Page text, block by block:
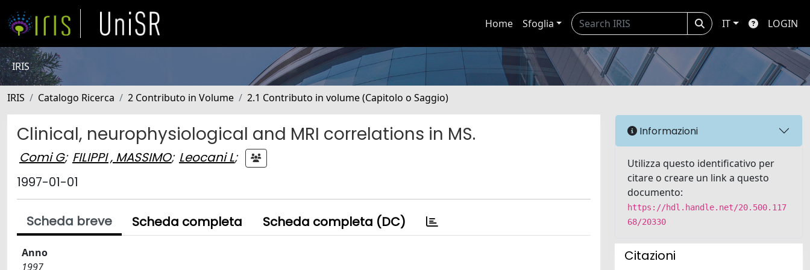
Home Sfoglia IT LOGIN
IRIS
IRIS Catalogo Ricerca 2 Contributo in Volume 2.1 Contributo in volume (Capitolo o Saggio)
Clinical, neurophysiological and MRI correlations in MS.
Comi G; FILIPPI , MASSIMO; Leocani L;
1997-01-01
Scheda breve Scheda completa Scheda completa (DC)
Anno
1997
Informazioni
Utilizza questo identificativo per
citare o creare un link a questo
documento:
https://hdl.handle.net/20.500.117
68/20330
Citazioni